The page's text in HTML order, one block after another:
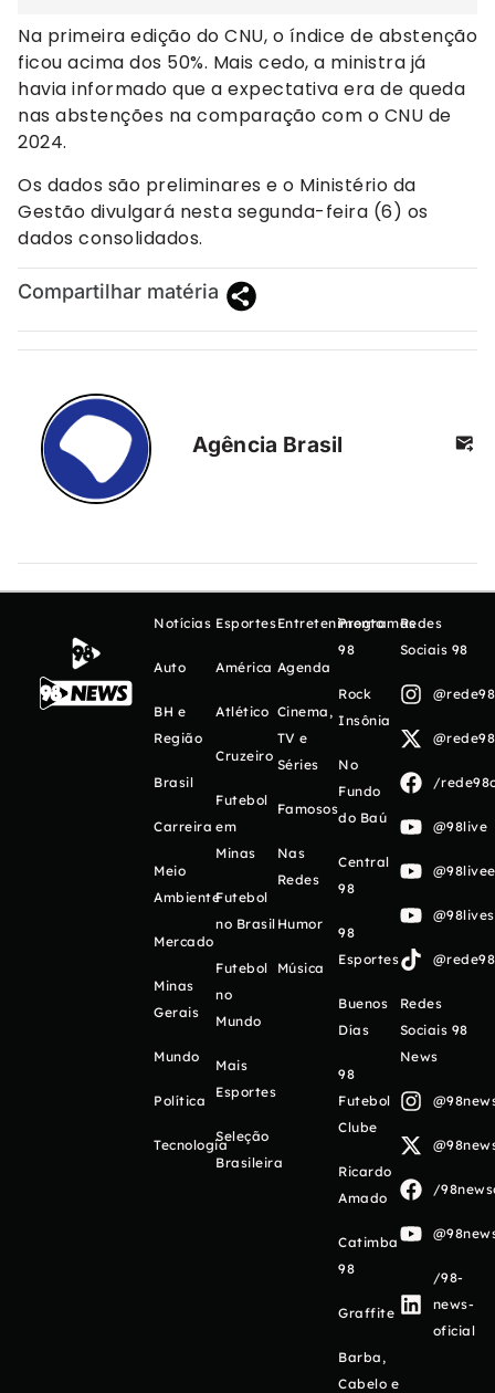
Na primeira edição do CNU, o índice de abstenção
ficou acima dos 50%. Mais cedo, a ministra já
havia informado que a expectativa era de queda
nas abstenções na comparação com o CNU de
2024.
Os dados são preliminares e o Ministério da
Gestão divulgará nesta segunda-feira (6) os
dados consolidados.
Compartilhar matéria
Agência Brasil
Notícias
Auto
BH e
Região
Brasil
Carreira
Meio
Ambiente
Mercado
Minas
Gerais
Mundo
Política
Tecnologia
Esportes
América
Atlético
Cruzeiro
Futebol
em
Minas
Futebol
no Brasil
Futebol
no
Mundo
Mais
Esportes
Seleção
Brasileira
Entretenimento
Agenda
Cinema,
TV e
Séries
Famosos
Nas
Redes
Humor
Música
Programas
98
Rock
Insônia
No
Fundo
do Baú
Central
98
98
Esportes
Buenos
Días
98
Futebol
Clube
Ricardo
Amado
Catimba
98
Graffite
Barba,
Cabelo e
Redes
Sociais 98
/
@98live
Redes
Sociais 98
News
/
/98-
news-
oficial